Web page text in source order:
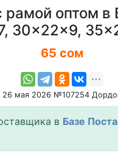
рамой оптом
30×22×9,
65 сом
26 мая 2026 №107254
в Базе